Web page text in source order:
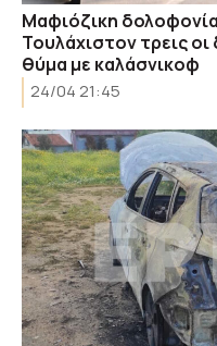
Μαφιόζικη
Τουλάχιστον τρεις
θύμα με καλάσνικοφ
24/04 21:45